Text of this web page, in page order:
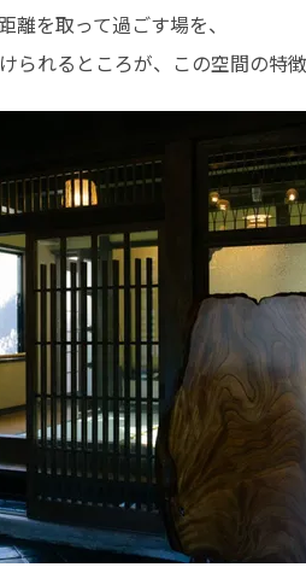
離を取って過ごす場を、
られるところが、この空間の特徴